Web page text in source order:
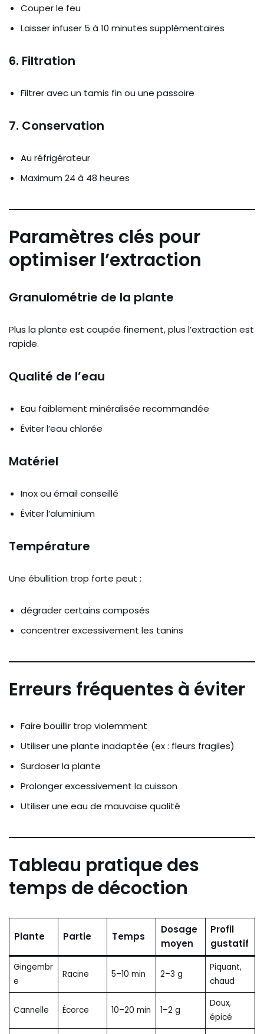
Couper le feu
Laisser infuser 5 à 10 minutes supplémentaires
6. Filtration
Filtrer avec un tamis fin ou une passoire
7. Conservation
Au réfrigérateur
Maximum 24 à 48 heures
Paramètres clés pour
optimiser l’extraction
Granulométrie de la plante
Plus la plante est coupée finement, plus l’extraction est
rapide.
Qualité de l’eau
Eau faiblement minéralisée recommandée
Éviter l’eau chlorée
Matériel
Inox ou émail conseillé
Éviter l’aluminium
Température
Une ébullition trop forte peut :
dégrader certains composés
concentrer excessivement les tanins
Erreurs fréquentes à éviter
Faire bouillir trop violemment
Utiliser une plante inadaptée (ex : fleurs fragiles)
Surdoser la plante
Prolonger excessivement la cuisson
Utiliser une eau de mauvaise qualité
Tableau pratique des
temps de décoction
Plante Partie Temps
Dosage
moyen
Profil
gustatif
Gingembr
e
Racine 5–10 min 2–3 g
Piquant,
chaud
Cannelle Écorce 10–20 min 1–2 g
Doux,
épicé